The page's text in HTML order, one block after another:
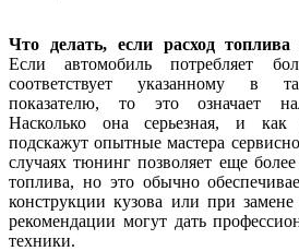
Что делать, если расход
Если автомобиль потребляет
соответствует указанному в
показателю, то это означает
Насколько она серьезная, и
подскажут опытные мастера
случаях тюнинг позволяет еще
топлива, но это обычно
конструкции кузова или при
рекомендации могут дать
техники.